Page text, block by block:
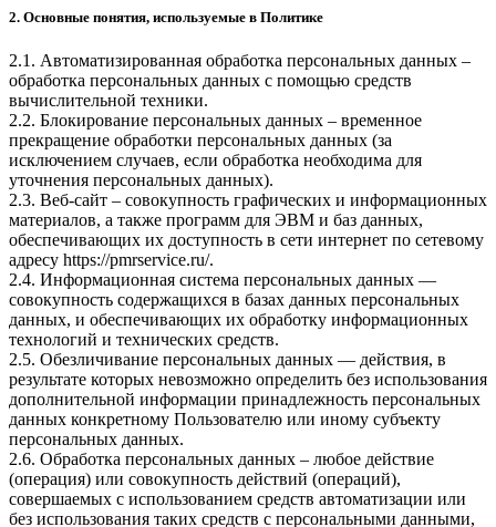
2. Основные понятия, используемые в Политике
2.1. Автоматизированная обработка персональных данных –
обработка персональных данных с помощью средств
вычислительной техники.
2.2. Блокирование персональных данных – временное
прекращение обработки персональных данных (за
исключением случаев, если обработка необходима для
уточнения персональных данных).
2.3. Веб-сайт – совокупность графических и информационных
материалов, а также программ для ЭВМ и баз данных,
обеспечивающих их доступность в сети интернет по сетевому
адресу https://pmrservice.ru/.
2.4. Информационная система персональных данных —
совокупность содержащихся в базах данных персональных
данных, и обеспечивающих их обработку информационных
технологий и технических средств.
2.5. Обезличивание персональных данных — действия, в
результате которых невозможно определить без использования
дополнительной информации принадлежность персональных
данных конкретному Пользователю или иному субъекту
персональных данных.
2.6. Обработка персональных данных – любое действие
(операция) или совокупность действий (операций),
совершаемых с использованием средств автоматизации или
без использования таких средств с персональными данными,